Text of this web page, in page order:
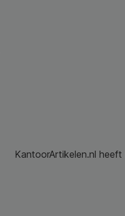
KantoorArtikelen.nl